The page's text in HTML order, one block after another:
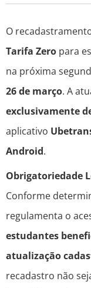
O
Tarifa Zero para
na próxima
26 de março. A
exclusivamente
aplicativo
Android.
Obrigatoriedade
Conforme
regulamenta o
estudantes
atualização
recadastro não